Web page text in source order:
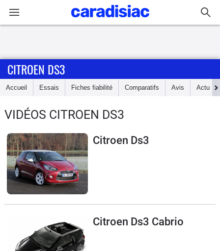
Accueil
Essais
Guide
d'achat
Electriques
Utilitaires
Flottes
Auto
CITROEN DS3
Accueil Essais Fiches fiabilité Comparatifs Avis Actu
VIDÉOS CITROEN DS3
Citroen Ds3
Citroen Ds3 Cabrio